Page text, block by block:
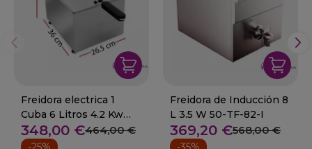
Freidora electrica 1
Cuba 6 Litros 4.2 Kw
09-FD6LF
348,00 €464,00 €
Freidora de Inducción 8
L 3.5 W 50-TF-82-I
369,20 €568,00 €